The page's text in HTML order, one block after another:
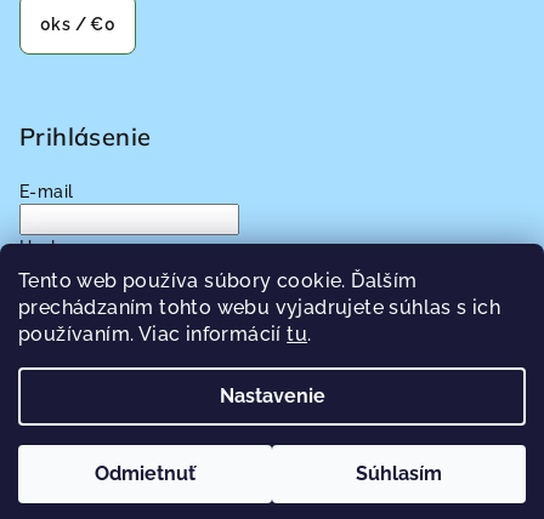
Tento web používa súbory cookie. Ďalším
prechádzaním tohto webu vyjadrujete súhlas s ich
používaním. Viac informáciítu.
Nastavenie
Odmietnuť Súhlasím
0ks /€0
Prihlásenie
E-mail
Heslo
Prihlásiť sa
Nová registráciaZabudnuté heslo
Pecat-Zdravia.sk
Vytvoril Shoptet